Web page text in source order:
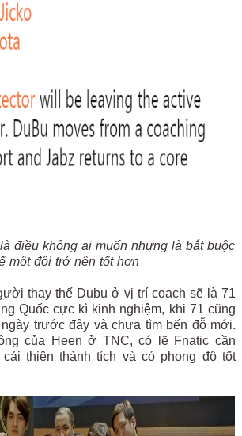
điều không ai muốn nhưng là bắt buộc
một đội trở nên tốt hơn
thay thế Dubu ở vị trí coach sẽ là 71
Quốc cực kì kinh nghiệm, khi 71 cũng
trước đây và chưa tìm bến đỗ mới.
của Heen ở TNC, có lẽ Fnatic cần
thiện thành tích và có phong độ tốt